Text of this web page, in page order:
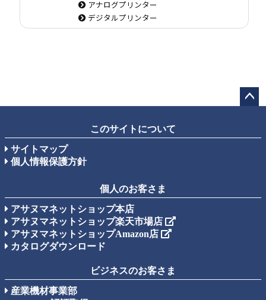
アナログプリンター
デジタルプリンター
ップ
このサイトについて
サイトマップ
個人情報保護方針
個人のお客さま
アサヌマネットショップ本店
アサヌマネットショップ楽天市場店
アサヌマネットショップAmazon店
カタログダウンロード
ビジネスのお客さま
産業機材事業部